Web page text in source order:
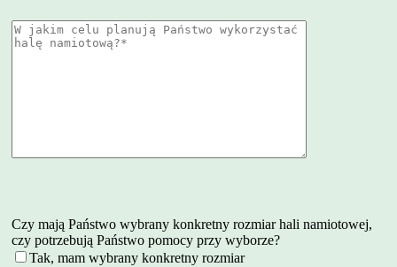
Czy mają Państwo wybrany konkretny rozmiar hali namiotowej,
czy potrzebują Państwo pomocy przy wyborze?
Tak, mam wybrany konkretny rozmiar